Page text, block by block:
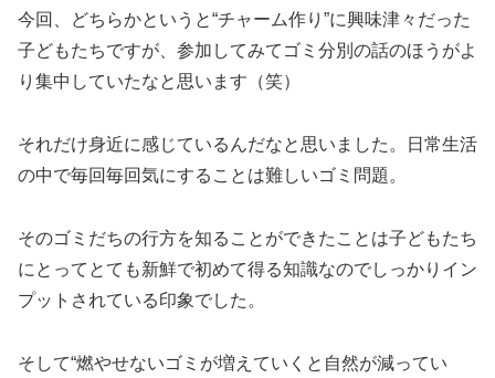
今回、どちらかというと“チャーム作り”に興味津々だった
子どもたちですが、参加してみてゴミ分別の話のほうがよ
り集中していたなと思います（笑）
それだけ身近に感じているんだなと思いました。日常生活
の中で毎回毎回気にすることは難しいゴミ問題。
そのゴミだちの行方を知ることができたことは子どもたち
にとってとても新鮮で初めて得る知識なのでしっかりイン
プットされている印象でした。
そして“燃やせないゴミが増えていくと自然が減ってい